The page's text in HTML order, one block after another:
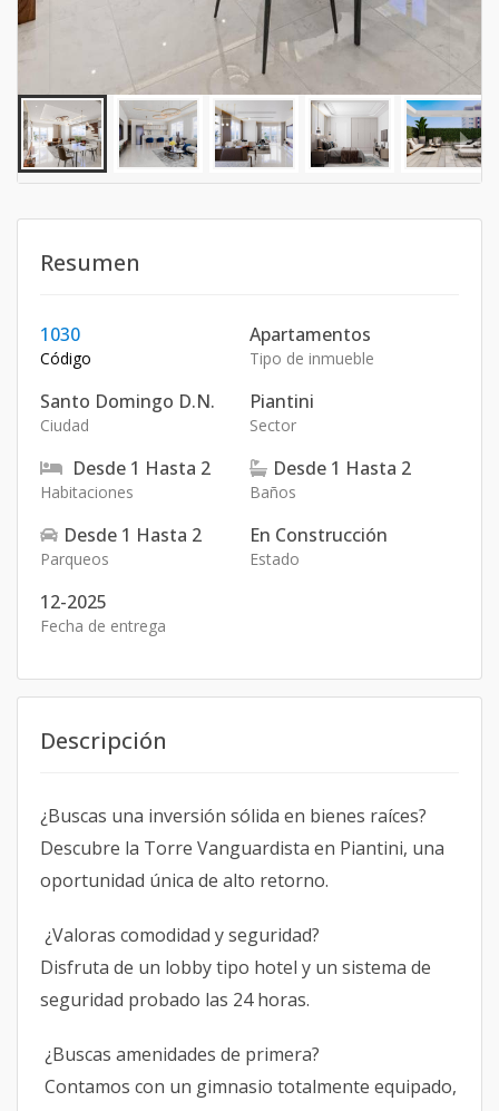
Resumen
1030
Código
Apartamentos
Tipo de inmueble
Santo Domingo D.N.
Ciudad
Piantini
Sector
Desde 1 Hasta 2
Habitaciones
Desde 1 Hasta 2
Baños
Desde 1 Hasta 2
Parqueos
En Construcción
Estado
12-2025
Fecha de entrega
Descripción
¿Buscas una inversión sólida en bienes raíces?
Descubre la Torre Vanguardista en Piantini, una
oportunidad única de alto retorno.
¿Valoras comodidad y seguridad?
Disfruta de un lobby tipo hotel y un sistema de
seguridad probado las 24 horas.
¿Buscas amenidades de primera?
Contamos con un gimnasio totalmente equipado,